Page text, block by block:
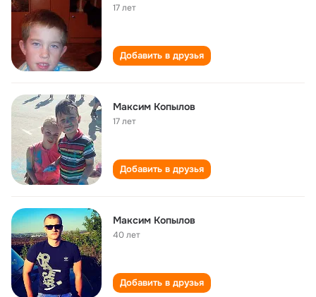
17 лет
Добавить в друзья
Максим Копылов
17 лет
Добавить в друзья
Максим Копылов
40 лет
Добавить в друзья